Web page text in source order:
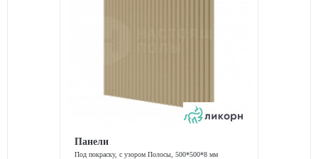
Панели
Под покраску, с узором Полосы, 500*500*8 мм